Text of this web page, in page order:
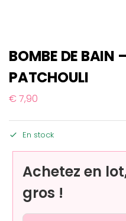
BOMBE DE BAIN
PATCHOULI
€7,90
En stock
Achetez en
gros !